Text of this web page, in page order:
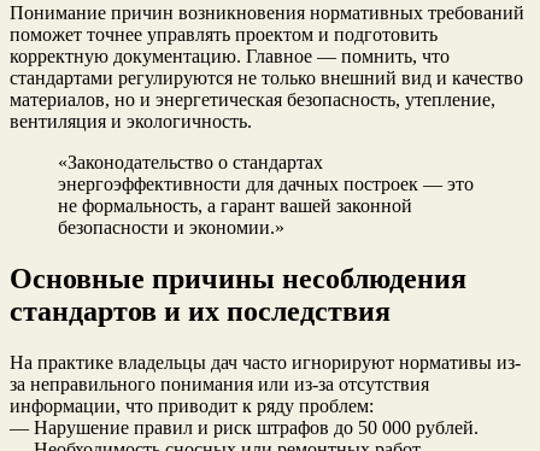
Понимание причин возникновения нормативных требований
поможет точнее управлять проектом и подготовить
корректную документацию. Главное — помнить, что
стандартами регулируются не только внешний вид и качество
материалов, но и энергетическая безопасность, утепление,
вентиляция и экологичность.
«Законодательство о стандартах
энергоэффективности для дачных построек — это
не формальность, а гарант вашей законной
безопасности и экономии.»
Основные причины несоблюдения
стандартов и их последствия
На практике владельцы дач часто игнорируют нормативы из-
за неправильного понимания или из-за отсутствия
информации, что приводит к ряду проблем:
— Нарушение правил и риск штрафов до 50 000 рублей.